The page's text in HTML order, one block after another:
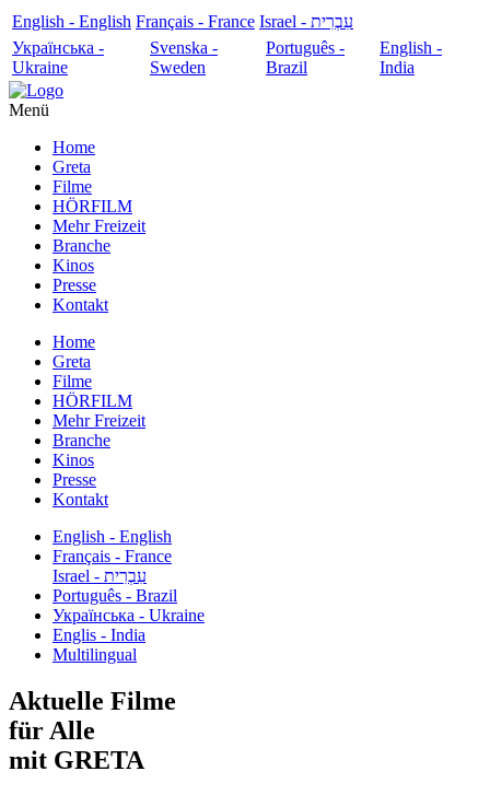
English - English Français - France
עִבְרִית - Israel
Українська -
Ukraine
Svenska -
Sweden
Português -
Brazil
English -
India
Menü
Home
Greta
Filme
HÖRFILM
Mehr Freizeit
Branche
Kinos
Presse
Kontakt
Home
Greta
Filme
HÖRFILM
Mehr Freizeit
Branche
Kinos
Presse
Kontakt
English - English
Français - France
עִבְרִית - Israel
Português - Brazil
Українська - Ukraine
Englis - India
Multilingual
Aktuelle Filme
für Alle
mit GRETA